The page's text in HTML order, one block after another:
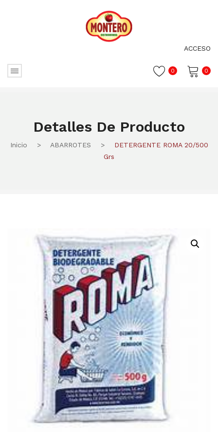
ACCESO
0
0
Detalles De Producto
Inicio > ABARROTES >
DETERGENTE ROMA 20/500
Grs